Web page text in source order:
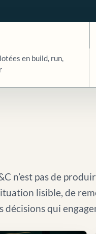
en build, run,
n’est pas de
lisible, de
décisions qui